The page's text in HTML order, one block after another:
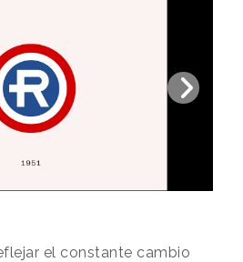
el constante cambio